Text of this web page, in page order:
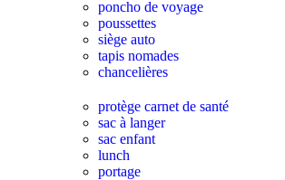
poncho de voyage
poussettes
siège auto
tapis nomades
chancelières
protège carnet de santé
sac à langer
sac enfant
lunch
portage